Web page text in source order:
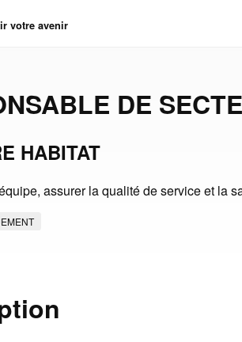
votre avenir
DE
HABITAT
assurer la qualité de service et la